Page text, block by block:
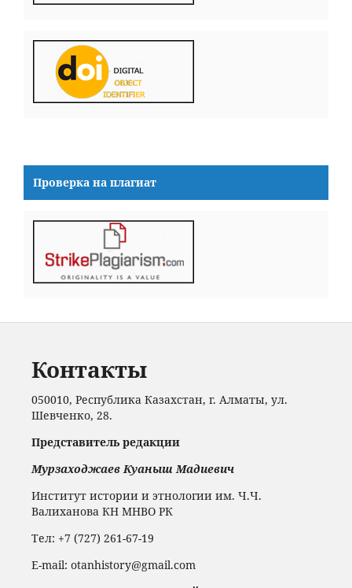
Проверка на плагиат
Контакты
050010, Республика Казахстан, г. Алматы, ул.
Шевченко, 28.
Представитель редакции
Мурзаходжаев Куаныш Мадиевич
Институт истории и этнологии им. Ч.Ч.
Валиханова КН МНВО РК
Тел: +7 (727) 261-67-19
Е-mail: otanhistory@gmail.com